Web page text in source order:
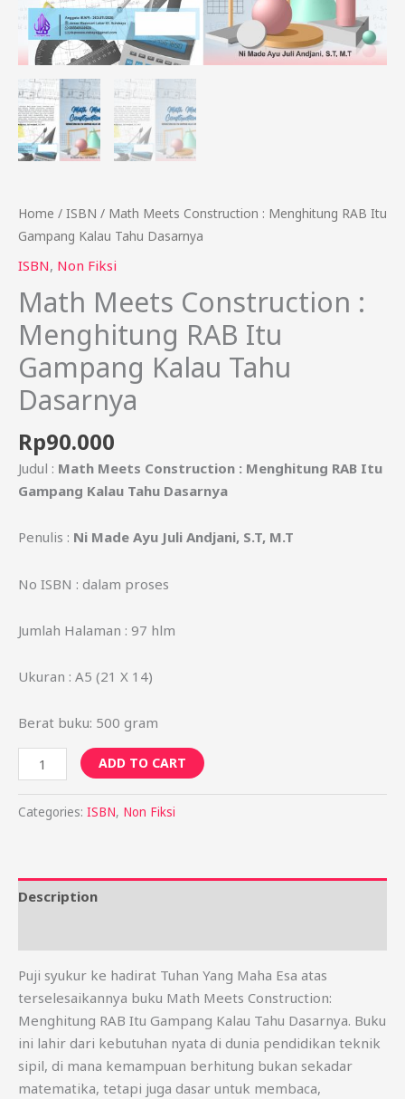
Home / ISBN / Math Meets Construction : Menghitung RAB Itu
Gampang Kalau Tahu Dasarnya
ISBN, Non Fiksi
Math Meets Construction :
Menghitung RAB Itu
Gampang Kalau Tahu
Dasarnya
Rp90.000
Judul : Math Meets Construction : Menghitung RAB Itu
Gampang Kalau Tahu Dasarnya
Penulis : Ni Made Ayu Juli Andjani, S.T, M.T
No ISBN : dalam proses
Jumlah Halaman : 97 hlm
Ukuran : A5 (21 X 14)
Berat buku: 500 gram
Tahu
Dasarnya
quantity
ADD TO CART
Categories: ISBN, Non Fiksi
Description
Puji syukur ke hadirat Tuhan Yang Maha Esa atas
terselesaikannya buku Math Meets Construction:
Menghitung RAB Itu Gampang Kalau Tahu Dasarnya. Buku
ini lahir dari kebutuhan nyata di dunia pendidikan teknik
sipil, di mana kemampuan berhitung bukan sekadar
matematika, tetapi juga dasar untuk membaca,